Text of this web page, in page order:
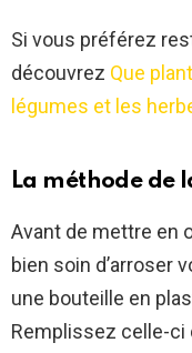
Si vous préférez
découvrez Que
légumes et les
La méthode de
Avant de mettre en
bien soin d’arroser
une bouteille en
Remplissez celle-ci